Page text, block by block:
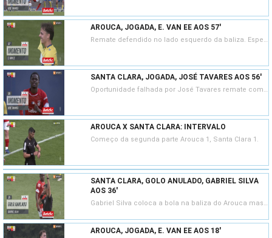
AROUCA, JOGADA, E. VAN EE AOS 57'
Remate defendido no lado esquerdo da baliza. Espen van Ee remate com o pé direito de fora da área. Assistência de Barbero.
SANTA CLARA, JOGADA, JOSÉ TAVARES AOS 56'
Oportunidade falhada por José Tavares remate com o pé esquerdo do lado esquerdo da área. Assistência de Gabriel Silva depois de um contra ataque.
AROUCA X SANTA CLARA: INTERVALO
Começo da segunda parte Arouca 1, Santa Clara 1.
SANTA CLARA, GOLO ANULADO, GABRIEL SILVA
AOS 36'
Gabriel Silva coloca a bola na baliza do Arouca mas o lance é invalidado por fora de jogo anterior
AROUCA, JOGADA, E. VAN EE AOS 18'